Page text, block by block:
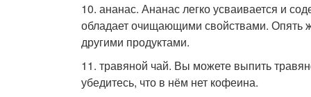
10. ананас. Ананас легко усваивается и
обладает очищающими свойствами. Опять
другими продуктами.
11. травяной чай. Вы можете выпить
убедитесь, что в нём нет кофеина.